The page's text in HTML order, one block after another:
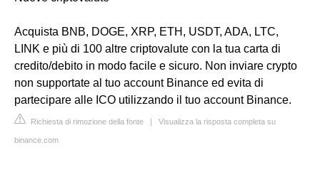
Acquista BNB, DOGE, XRP, ETH, USDT, ADA, LTC,
LINK e più di 100 altre criptovalute con la tua carta di
credito/debito in modo facile e sicuro. Non inviare crypto
non supportate al tuo account Binance ed evita di
partecipare alle ICO utilizzando il tuo account Binance.
Richiesta di rimozione della fonte | Visualizza la risposta completa su
binance.com